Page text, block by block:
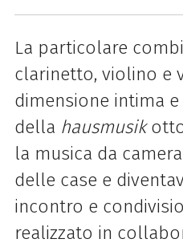
La particolare
clarinetto, violino e
dimensione intima
della hausmusik
la musica da
delle case e
incontro e
realizzato in